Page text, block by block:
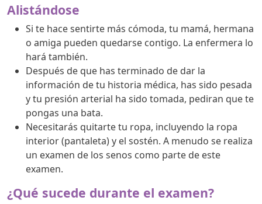
Alistándose
Si te hace sentirte más cómoda, tu mamá, hermana
o amiga pueden quedarse contigo. La enfermera lo
hará también.
Después de que has terminado de dar la
información de tu historia médica, has sido pesada
y tu presión arterial ha sido tomada, pediran que te
pongas una bata.
Necesitarás quitarte tu ropa, incluyendo la ropa
interior (pantaleta) y el sostén. A menudo se realiza
un examen de los senos como parte de este
examen.
¿Qué sucede durante el examen?